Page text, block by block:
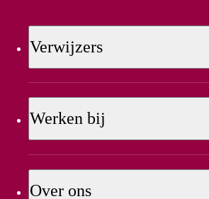
Verwijzers
Werken bij
Over ons